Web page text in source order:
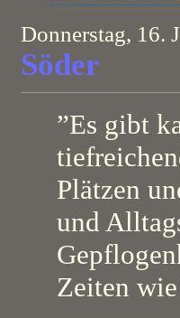
Donnerstag, 16.
Söder
”Es gibt
Plätzen
und
Zeiten